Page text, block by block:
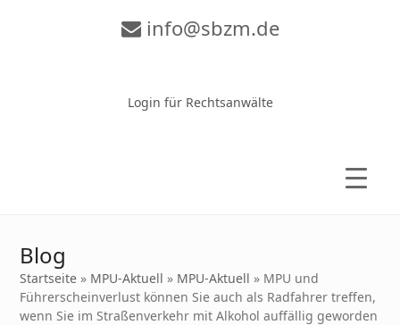
info@sbzm.de
Login für Rechtsanwälte
Blog
Startseite » MPU-Aktuell » MPU-Aktuell » MPU und
Führerscheinverlust können Sie auch als Radfahrer treffen,
wenn Sie im Straßenverkehr mit Alkohol auffällig geworden